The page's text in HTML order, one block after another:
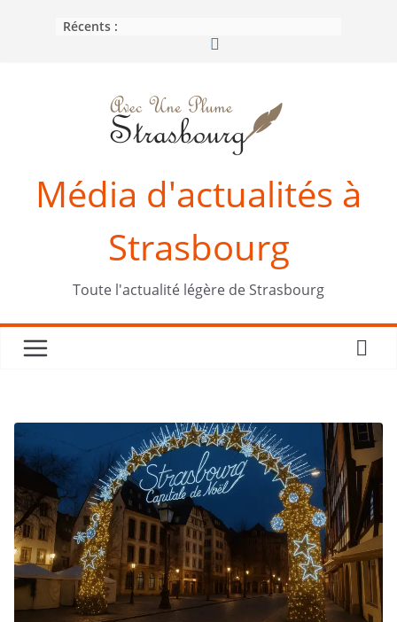
Récents :
Média d'actualités à
Strasbourg
Toute l'actualité légère de Strasbourg